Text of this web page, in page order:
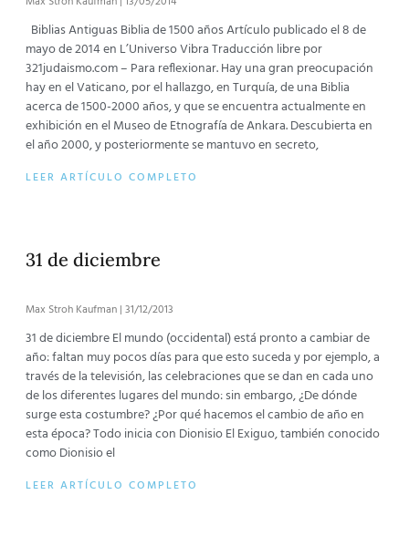
Biblias Antiguas Biblia de 1500 años Artículo publicado el 8 de
mayo de 2014 en L’Universo Vibra Traducción libre por
321judaismo.com – Para reflexionar. Hay una gran preocupación
hay en el Vaticano, por el hallazgo, en Turquía, de una Biblia
acerca de 1500-2000 años, y que se encuentra actualmente en
exhibición en el Museo de Etnografía de Ankara. Descubierta en
el año 2000, y posteriormente se mantuvo en secreto,
LEER ARTÍCULO COMPLETO
31 de diciembre
Max Stroh Kaufman 31/12/2013
31 de diciembre El mundo (occidental) está pronto a cambiar de
año: faltan muy pocos días para que esto suceda y por ejemplo, a
través de la televisión, las celebraciones que se dan en cada uno
de los diferentes lugares del mundo: sin embargo, ¿De dónde
surge esta costumbre? ¿Por qué hacemos el cambio de año en
esta época? Todo inicia con Dionisio El Exiguo, también conocido
como Dionisio el
LEER ARTÍCULO COMPLETO